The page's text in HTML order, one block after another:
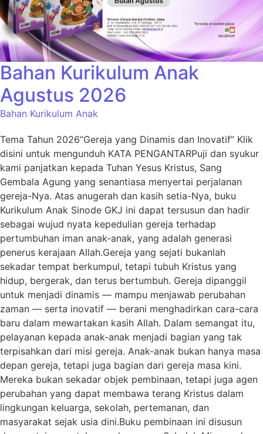
Bahan Kurikulum Anak
Agustus 2026
Bahan Kurikulum Anak
Tema Tahun 2026“Gereja yang Dinamis dan Inovatif” Klik
disini untuk mengunduh KATA PENGANTARPuji dan syukur
kami panjatkan kepada Tuhan Yesus Kristus, Sang
Gembala Agung yang senantiasa menyertai perjalanan
gereja-Nya. Atas anugerah dan kasih setia-Nya, buku
Kurikulum Anak Sinode GKJ ini dapat tersusun dan hadir
sebagai wujud nyata kepedulian gereja terhadap
pertumbuhan iman anak-anak, yang adalah generasi
penerus kerajaan Allah.Gereja yang sejati bukanlah
sekadar tempat berkumpul, tetapi tubuh Kristus yang
hidup, bergerak, dan terus bertumbuh. Gereja dipanggil
untuk menjadi dinamis — mampu menjawab perubahan
zaman — serta inovatif — berani menghadirkan cara-cara
baru dalam mewartakan kasih Allah. Dalam semangat itu,
pelayanan kepada anak-anak menjadi bagian yang tak
terpisahkan dari misi gereja. Anak-anak bukan hanya masa
depan gereja, tetapi juga bagian dari gereja masa kini.
Mereka bukan sekadar objek pembinaan, tetapi juga agen
perubahan yang dapat membawa terang Kristus dalam
lingkungan keluarga, sekolah, pertemanan, dan
masyarakat sejak usia dini.Buku pembinaan ini disusun